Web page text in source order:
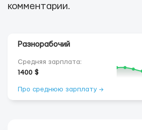
комментарии.
Разнорабочий
Средняя зарплата:
1400 $
Про среднюю зарплату →